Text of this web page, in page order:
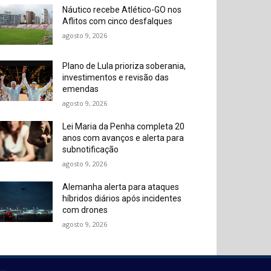
Náutico recebe Atlético-GO nos
Aflitos com cinco desfalques
agosto 9, 2026
Plano de Lula prioriza soberania,
investimentos e revisão das
emendas
agosto 9, 2026
Lei Maria da Penha completa 20
anos com avanços e alerta para
subnotificação
agosto 9, 2026
Alemanha alerta para ataques
híbridos diários após incidentes
com drones
agosto 9, 2026